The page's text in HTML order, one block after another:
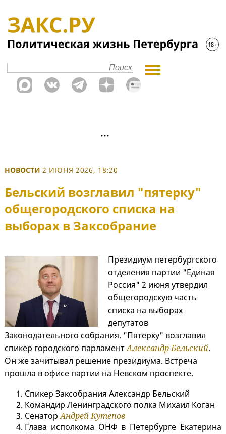
НОВОСТИ 2 ИЮНЯ 2026, 18:20
Бельский возглавил "пятерку"
общегородского списка на
выборах в Заксобрание
Президиум петербургского
отделения партии "Единая
Россия" 2 июня утвердил
общегородскую часть
списка на выборах
депутатов
Законодательного собрания. "Пятерку" возглавил
спикер городского парламентАлександр Бельский.
Он же зачитывал решение президиума. Встреча
прошла в офисе партии на Невском проспекте.
Спикер Заксобрания Александр Бельский
Командир Ленинградского полка Михаил Коган
СенаторАндрей Кутепов
Глава исполкома ОНФ в Петербурге Екатерина